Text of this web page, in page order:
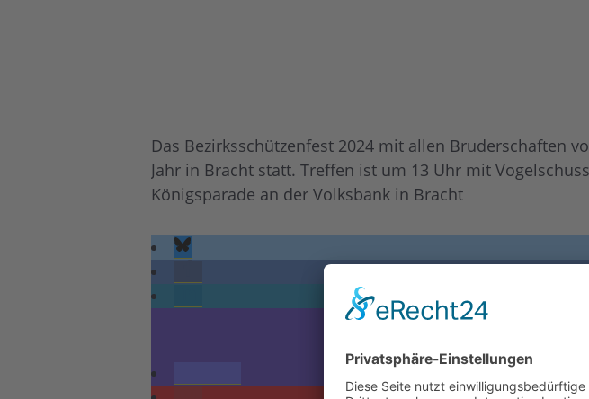
Das Bezirksschützenfest 2024 mit allen Bruderschaften
Jahr in Bracht statt. Treffen ist um 13 Uhr mit
Königsparade an der Volksbank in Bracht